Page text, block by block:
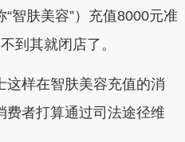
智肤美容”）充值8000元准
到其就闭店了。
样在智肤美容充值的消
费者打算通过司法途径维